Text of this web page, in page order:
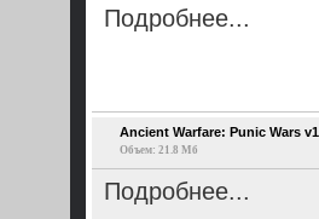
Подробнее...
Ancient Warfare: Punic Wars
Объем: 21.8 Мб
Подробнее...